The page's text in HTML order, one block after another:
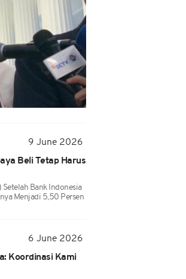
9 June 2026
Beli Tetap Harus
Setelah Bank Indonesia
Menjadi 5,50 Persen
6 June 2026
Koordinasi Kami